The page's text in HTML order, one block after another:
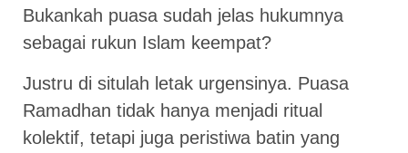
Bukankah puasa sudah jelas hukumnya
sebagai rukun Islam keempat?
Justru di situlah letak urgensinya. Puasa
Ramadhan tidak hanya menjadi ritual
kolektif, tetapi juga peristiwa batin yang